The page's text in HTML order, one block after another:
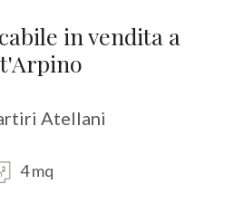
in vendita a
Atellani
4 mq